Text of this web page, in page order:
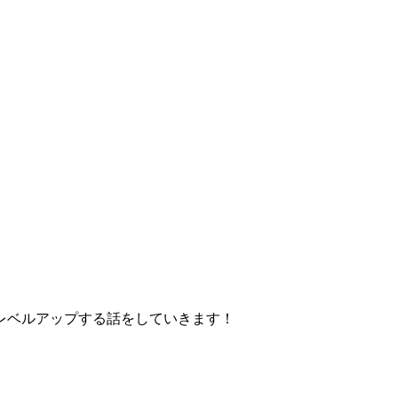
ルアップする話をしていきます！